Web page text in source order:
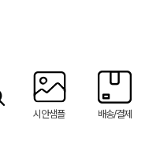
시안샘플 배송/결제